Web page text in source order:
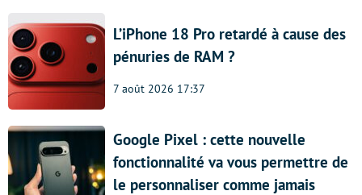
L’iPhone 18 Pro retardé à cause des
pénuries de RAM ?
7 août 2026 17:37
Google Pixel : cette nouvelle
fonctionnalité va vous permettre de
le personnaliser comme jamais